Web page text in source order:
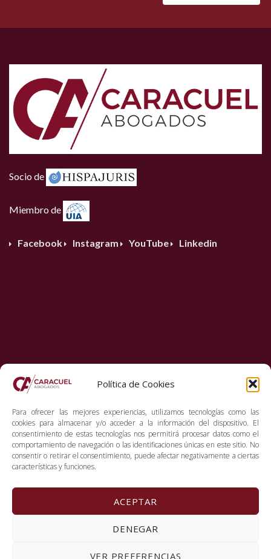
Política de Cookies
Para ofrecer las mejores experiencias, utilizamos tecnologías como las
cookies para almacenar y/o acceder a la información del dispositivo. El
consentimiento de estas tecnologías nos permitirá procesar datos como el
comportamiento de navegación o las identificaciones únicas en este sitio. No
consentir o retirar el consentimiento, puede afectar negativamente a ciertas
características y funciones.
ACEPTAR
DENEGAR
VER PREFERENCIAS
Socio de
Miembro de
Facebook Instagram YouTube Linkedin
Copyright 2026. Caracuel Abogados